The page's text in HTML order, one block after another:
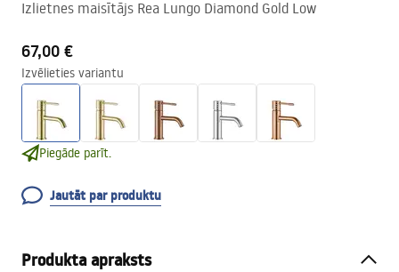
Izlietnes maisītājs Rea Lungo Diamond Gold Low
67,00 €
Izvēlieties variantu
Piegāde parīt.
Jautāt par produktu
Produkta apraksts